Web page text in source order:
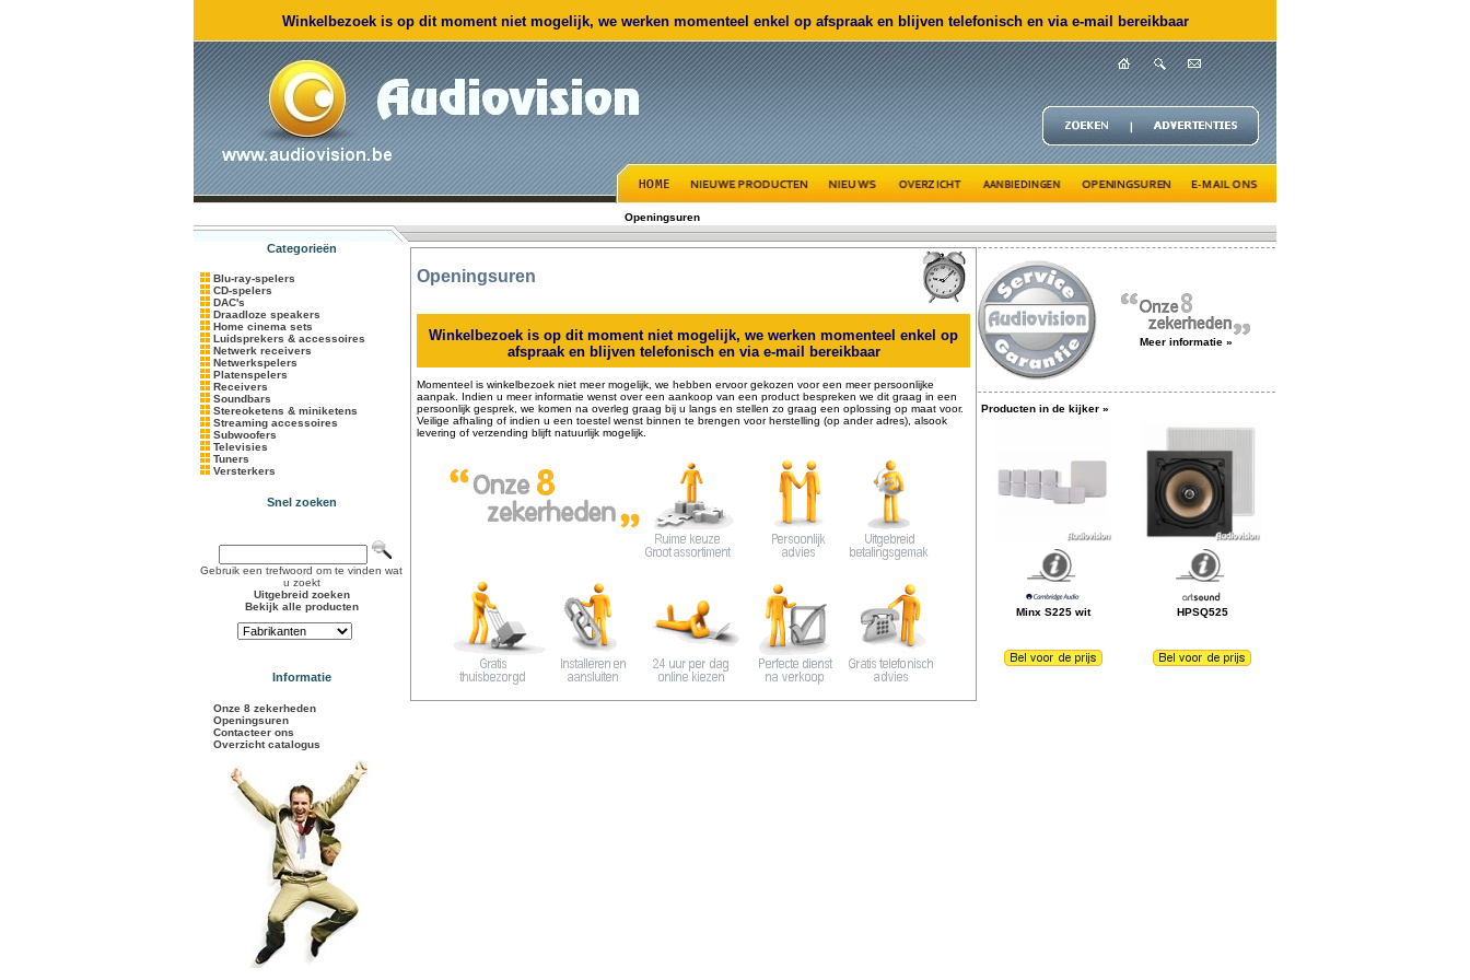
Winkelbezoek is op dit moment niet mogelijk, we werken momenteel enkel op afspraak en blijven telefonisch en via e-mail bereikbaar
Openingsuren
Categorieën
Blu-ray-spelers
CD-spelers
DAC's
Draadloze speakers
Home cinema sets
Luidsprekers & accessoires
Netwerk receivers
Netwerkspelers
Platenspelers
Receivers
Soundbars
Stereoketens & miniketens
Streaming accessoires
Subwoofers
Televisies
Tuners
Versterkers
Snel zoeken
Gebruik een trefwoord om te vinden wat
u zoekt
Uitgebreid zoeken
Bekijk alle producten
Informatie
Onze 8 zekerheden
Openingsuren
Contacteer ons
Overzicht catalogus
Openingsuren
Winkelbezoek is op dit moment niet mogelijk, we werken momenteel enkel op
afspraak en blijven telefonisch en via e-mail bereikbaar
Momenteel is winkelbezoek niet meer mogelijk, we hebben ervoor gekozen voor een meer persoonlijke
aanpak. Indien u meer informatie wenst over een aankoop van een product bespreken we dit graag in een
persoonlijk gesprek, we komen na overleg graag bij u langs en stellen zo graag een oplossing op maat voor.
Veilige afhaling of indien u een toestel wenst binnen te brengen voor herstelling (op ander adres), alsook
levering of verzending blijft natuurlijk mogelijk.
Meer informatie »
Producten in de kijker »
Minx S225 wit HPSQ525